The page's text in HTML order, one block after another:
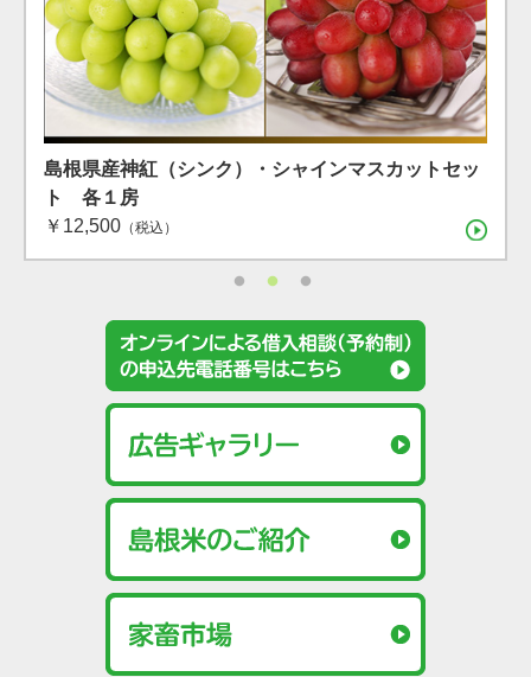
島根県産 シャインマスカット １房（600g）（7月下
旬〜8月上旬）
（税込）
島根県産神紅（シンク）・シャインマスカットセッ
ト 各１房
（税込）
島根県産 アールスメロン2玉箱
￥4,400（税込）